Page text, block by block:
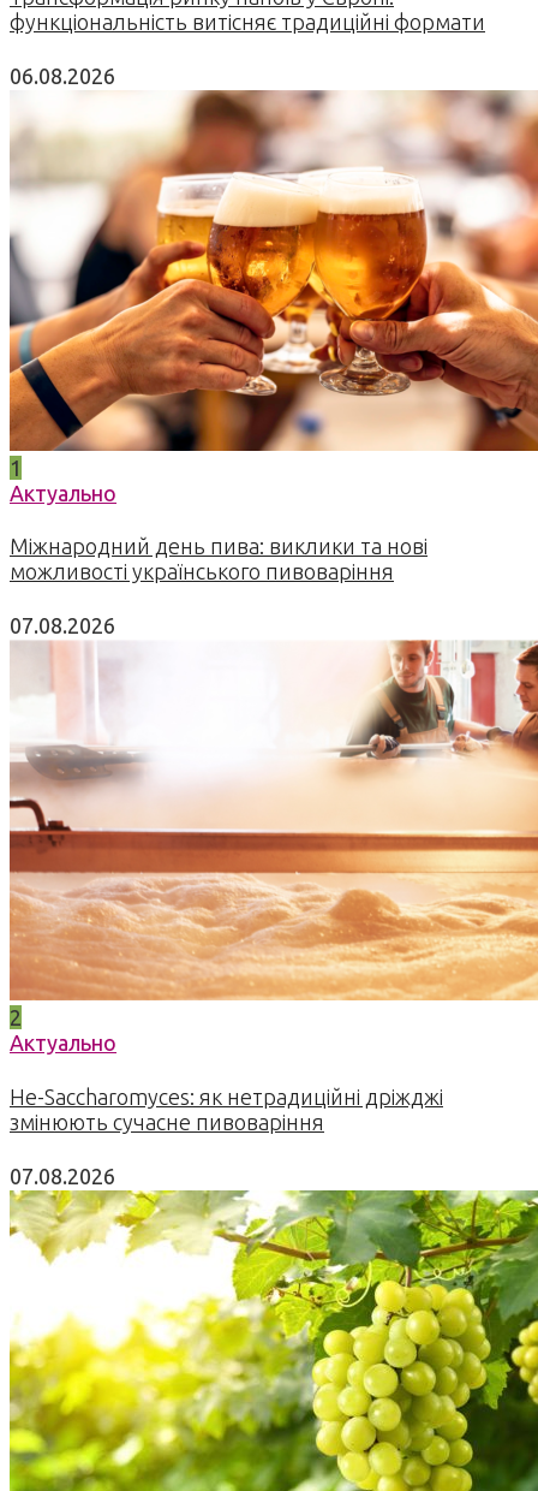
функціональність витісняє традиційні формати
06.08.2026
1
Актуально
Міжнародний день пива: виклики та нові
можливості українського пивоваріння
07.08.2026
2
Актуально
Не-Saccharomyces: як нетрадиційні дріжджі
змінюють сучасне пивоваріння
07.08.2026